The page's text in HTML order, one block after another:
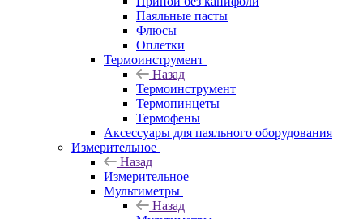
Паяльные пасты
Флюсы
Оплетки
Термоинструмент
Назад
Термоинструмент
Термопинцеты
Термофены
Аксессуары для паяльного оборудования
Измерительное
Назад
Измерительное
Мультиметры
Назад